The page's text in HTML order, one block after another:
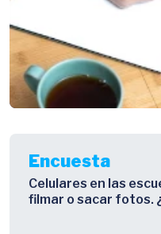
Encuesta
Celulares en las
filmar o sacar fotos.